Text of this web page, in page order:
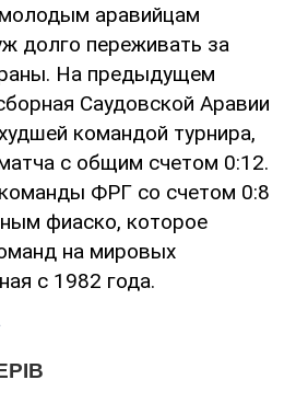
аравийцам
долго переживать за
На предыдущем
Саудовской Аравии
командой турнира,
с общим счетом 0:12.
ФРГ со счетом 0:8
фиаско, которое
на мировых
с 1982 года.